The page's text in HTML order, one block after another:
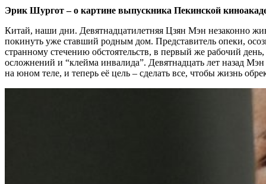
Эрик Шургот – о картине выпускника Пекинской
Китай, наши дни. Девятнадцатилетняя Цзян Мэн незаконно
покинуть уже ставший родным дом. Представитель опеки,
странному стечению обстоятельств, в первый же рабочий
осложнений и “клейма инвалида”. Девятнадцать лет назад
на юном теле, и теперь её цель – сделать все, чтобы жизнь